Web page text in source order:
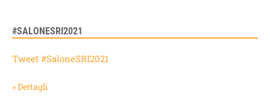
#SALONESRI2021
Tweet #SaloneSRI2021
» Dettagli